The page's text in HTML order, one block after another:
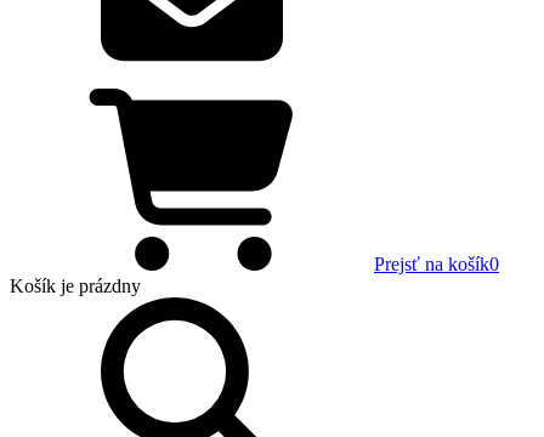
Prejsť na košík0
Košík je prázdny